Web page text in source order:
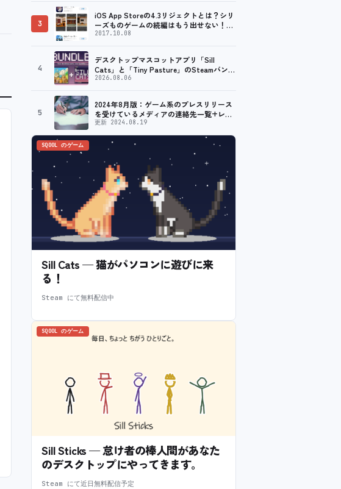
3
iOS App Storeの4.3リジェクトとは？シリ
ーズものゲームの続編はもう出せない！？
脱出ゲームで相次ぐリジェクト
2017.10.08
4
デスクトップマスコットアプリ「Sill
Cats」と「Tiny Pasture」のSteamバンド
ルセットが販売開始。通常価格より10%割
2026.08.06
5
2024年8月版：ゲーム系のプレスリリース
を受けているメディアの連絡先一覧+レビ
ュー依頼先一覧
更新 2024.08.19
SQOOL のゲーム
Sill Cats — 猫がパソコンに遊びに来
る！
Steam にて無料配信中
SQOOL のゲーム
Sill Sticks — 怠け者の棒人間があなた
のデスクトップにやってきます。
Steam にて近日無料配信予定